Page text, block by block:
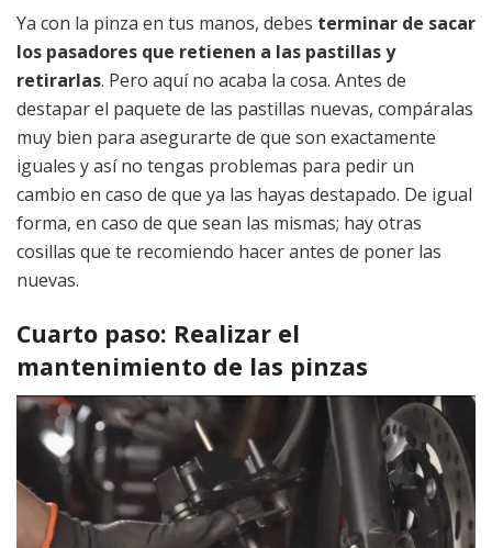
Ya con la pinza en tus manos, debes terminar de sacar
los pasadores que retienen a las pastillas y
retirarlas. Pero aquí no acaba la cosa. Antes de
destapar el paquete de las pastillas nuevas, compáralas
muy bien para asegurarte de que son exactamente
iguales y así no tengas problemas para pedir un
cambio en caso de que ya las hayas destapado. De igual
forma, en caso de que sean las mismas; hay otras
cosillas que te recomiendo hacer antes de poner las
nuevas.
Cuarto paso: Realizar el
mantenimiento de las pinzas